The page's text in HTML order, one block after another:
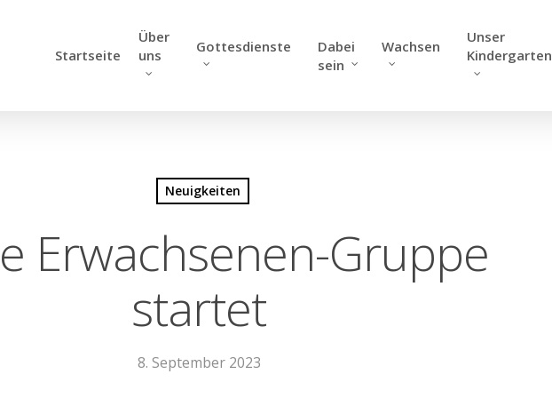
Startseite
Über
uns
Gottesdienste
Dabei
sein
Wachsen
Unser
Kindergarten
Neuigkeiten
Erwachsenen-Gruppe
startet
8. September 2023